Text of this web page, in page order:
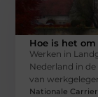
Hoe is het
Werken in
Nederland in
van
Nationale